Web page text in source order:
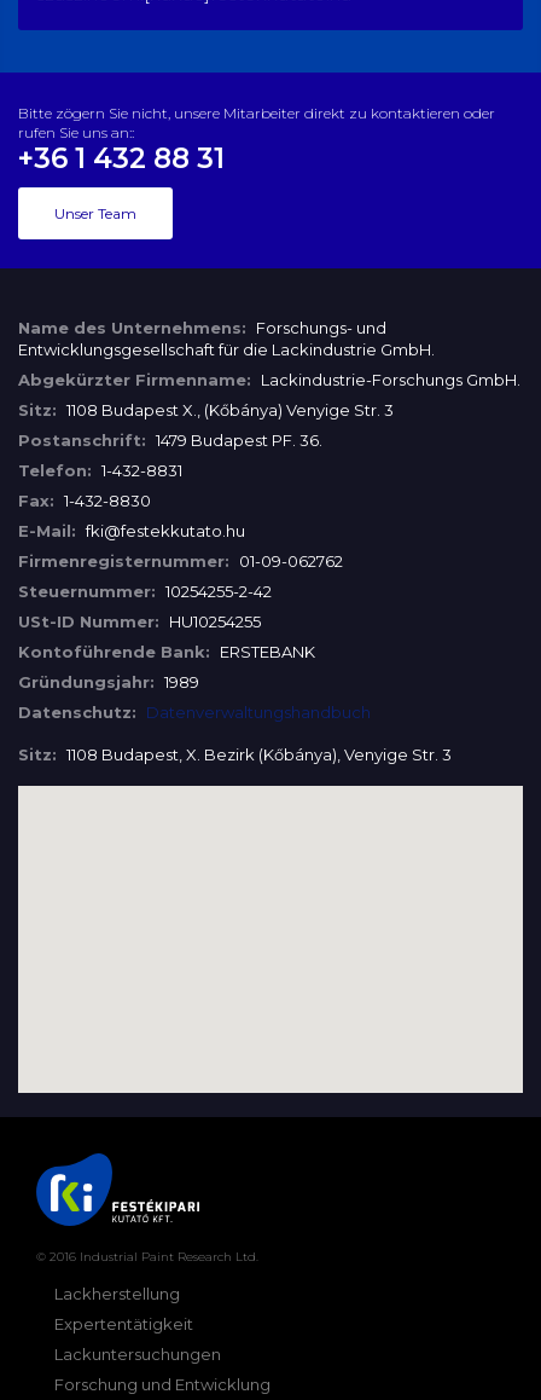
Bitte zögern Sie nicht, unsere Mitarbeiter direkt zu kontaktieren oder
rufen Sie uns an::
+36 1 432 88 31
Unser Team
Name des Unternehmens:
Forschungs- und
Entwicklungsgesellschaft für die Lackindustrie GmbH.
Abgekürzter Firmenname:
Lackindustrie-Forschungs GmbH.
Sitz: 1108 Budapest X., (Kőbánya) Venyige Str. 3
Postanschrift: 1479 Budapest PF. 36.
Telefon: 1-432-8831
Fax: 1-432-8830
E-Mail: fki@festekkutato.hu
Firmenregisternummer:
01-09-062762
Steuernummer: 10254255-2-42
USt-ID Nummer:
HU10254255
Kontoführende Bank:
ERSTEBANK
Gründungsjahr: 1989
Datenschutz:
Datenverwaltungshandbuch
Sitz: 1108 Budapest, X. Bezirk (Kőbánya), Venyige Str. 3
© 2016 Industrial Paint Research Ltd.
Lackherstellung
Expertentätigkeit
Lackuntersuchungen
Forschung und Entwicklung